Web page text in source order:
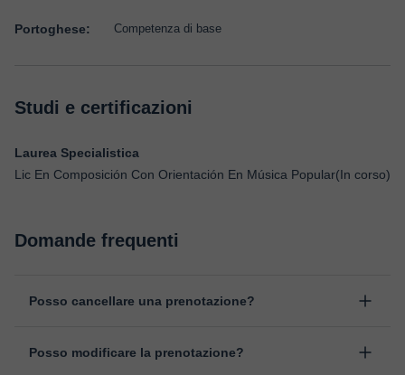
Portoghese: Competenza di base
Studi e certificazioni
Laurea Specialistica
Lic En Composición Con Orientación En Música Popular(In corso)
Domande frequenti
Posso cancellare una prenotazione?
prima della lezione, indicando il motivo della cancellazione.
Posso modificare la prenotazione?